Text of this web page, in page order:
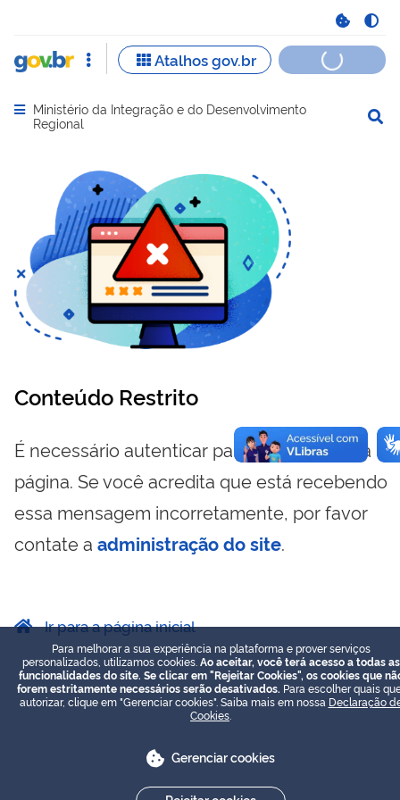
Abrir menu principal de navegação
Ministério da Integração e do Desenvolvimento
Regional
Conteúdo Restrito
É necessário autenticar para visualizar essa
página. Se você acredita que está recebendo
essa mensagem incorretamente, por favor
contate a administração do site.
Ir para a página inicial
Para melhorar a sua experiência na plataforma e prover serviços
personalizados, utilizamos cookies. Ao aceitar, você terá acesso a todas as
funcionalidades do site. Se clicar em "Rejeitar Cookies", os cookies que
forem estritamente necessários serão desativados. Para escolher quais
autorizar, clique em "Gerenciar cookies". Saiba mais em nossa Declaração
Cookies
Gerenciar cookies